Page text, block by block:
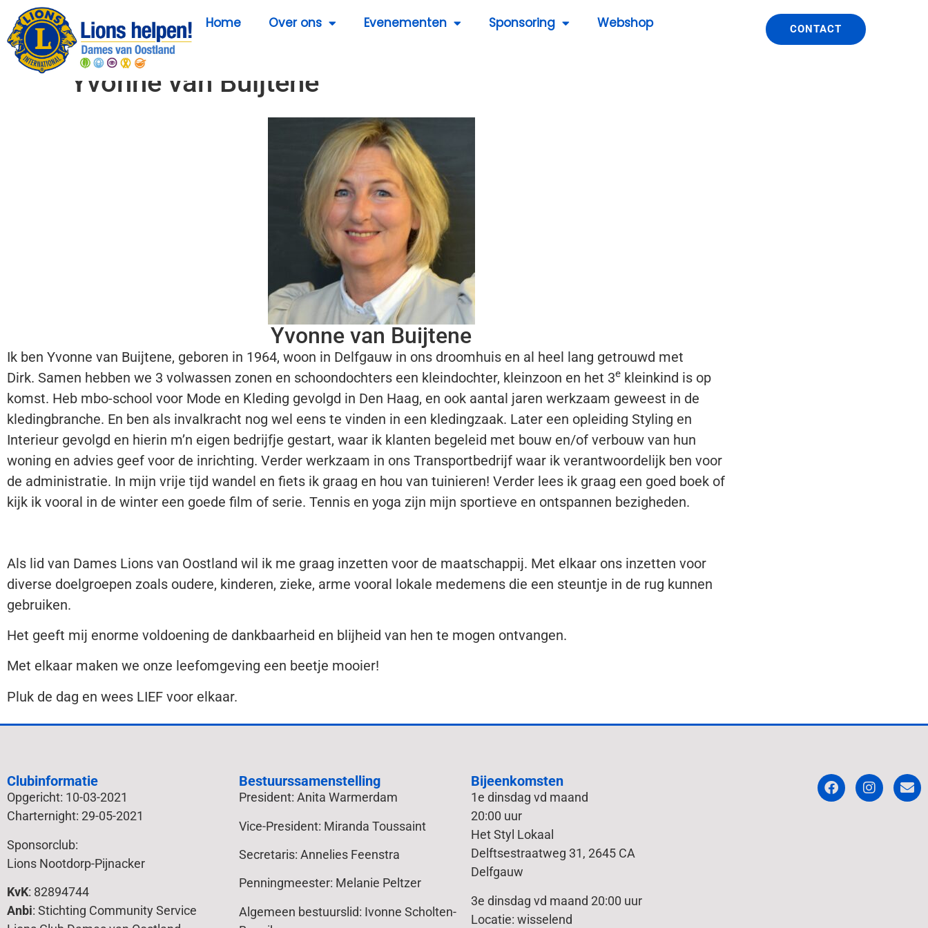
Home Over ons Evenementen Sponsoring Webshop CONTACT
Yvonne van Buijtene
Yvonne van Buijtene
Ik ben Yvonne van Buijtene, geboren in 1964, woon in Delfgauw in ons droomhuis en al heel lang getrouwd met
Dirk. Samen hebben we 3 volwassen zonen en schoondochters een kleindochter, kleinzoon en het 3e kleinkind is op
komst. Heb mbo-school voor Mode en Kleding gevolgd in Den Haag, en ook aantal jaren werkzaam geweest in de
kledingbranche. En ben als invalkracht nog wel eens te vinden in een kledingzaak. Later een opleiding Styling en
Interieur gevolgd en hierin m’n eigen bedrijfje gestart, waar ik klanten begeleid met bouw en/of verbouw van hun
woning en advies geef voor de inrichting. Verder werkzaam in ons Transportbedrijf waar ik verantwoordelijk ben voor
de administratie. In mijn vrije tijd wandel en fiets ik graag en hou van tuinieren! Verder lees ik graag een goed boek of
kijk ik vooral in de winter een goede film of serie. Tennis en yoga zijn mijn sportieve en ontspannen bezigheden.
Als lid van Dames Lions van Oostland wil ik me graag inzetten voor de maatschappij. Met elkaar ons inzetten voor
diverse doelgroepen zoals oudere, kinderen, zieke, arme vooral lokale medemens die een steuntje in de rug kunnen
gebruiken.
Het geeft mij enorme voldoening de dankbaarheid en blijheid van hen te mogen ontvangen.
Met elkaar maken we onze leefomgeving een beetje mooier!
Pluk de dag en wees LIEF voor elkaar.
Clubinformatie
Opgericht: 10-03-2021
Charternight: 29-05-2021
Sponsorclub:
Lions Nootdorp-Pijnacker
KvK: 82894744
Anbi: Stichting Community Service
Bestuurssamenstelling
President: Anita Warmerdam
Vice-President: Miranda Toussaint
Secretaris: Annelies Feenstra
Penningmeester: Melanie Peltzer
Algemeen bestuurslid: Ivonne Scholten-
Bijeenkomsten
1e dinsdag vd maand
20:00 uur
Het Styl Lokaal
Delftsestraatweg 31, 2645 CA
Delfgauw
3e dinsdag vd maand 20:00 uur
Locatie: wisselend